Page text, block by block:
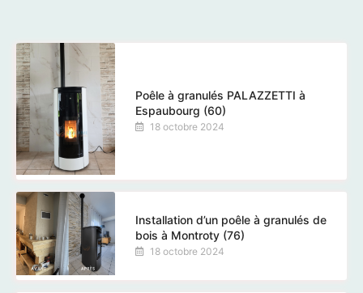
Poêle à granulés PALAZZETTI à
Espaubourg (60)
18 octobre 2024
Installation d’un poêle à granulés de
bois à Montroty (76)
18 octobre 2024